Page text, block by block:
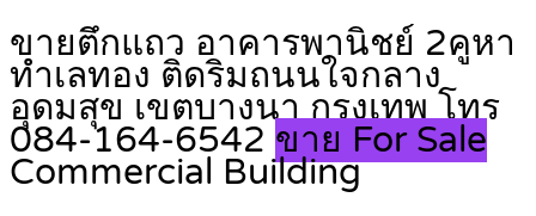
ขายตึกแถว อาคารพานิชย์ 2คูหา
ทำเลทอง ติดริมถนนใจกลาง
อุดมสุข เขตบางนา กรุงเทพ โทร
084-164-6542 ขาย For Sale
Commercial Building